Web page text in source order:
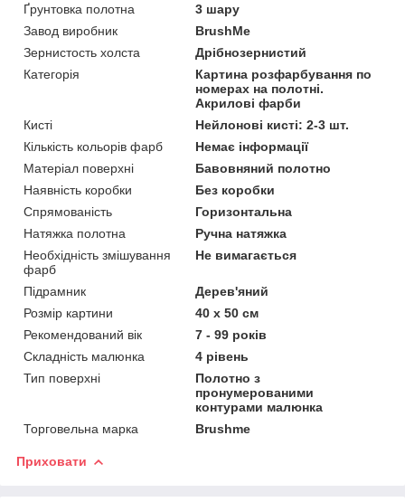
Ґрунтовка полотна
3 шару
Завод виробник
BrushMe
Зернистость холста
Дрібнозернистий
Категорія
Картина розфарбування по
номерах на полотні.
Акрилові фарби
Кисті
Нейлонові кисті: 2-3 шт.
Кількість кольорів фарб
Немає інформації
Матеріал поверхні
Бавовняний полотно
Наявність коробки
Без коробки
Спрямованість
Горизонтальна
Натяжка полотна
Ручна натяжка
Необхідність змішування
фарб
Не вимагається
Підрамник
Дерев'яний
Розмір картини
40 х 50 см
Рекомендований вік
7 - 99 років
Складність малюнка
4 рівень
Тип поверхні
Полотно з
пронумерованими
контурами малюнка
Торговельна марка
Brushme
Приховати